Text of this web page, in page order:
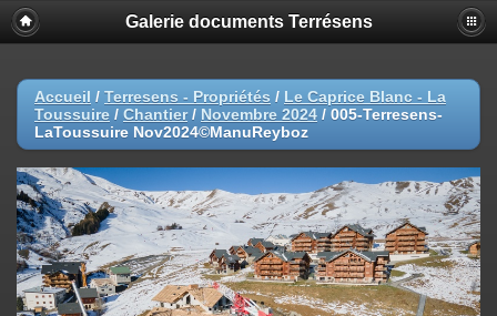
Galerie documents Terrésens
Accueil / Terresens - Propriétés / Le Caprice Blanc - La
Toussuire / Chantier/ Novembre 2024 / 005-Terresens-
LaToussuire Nov2024©ManuReyboz